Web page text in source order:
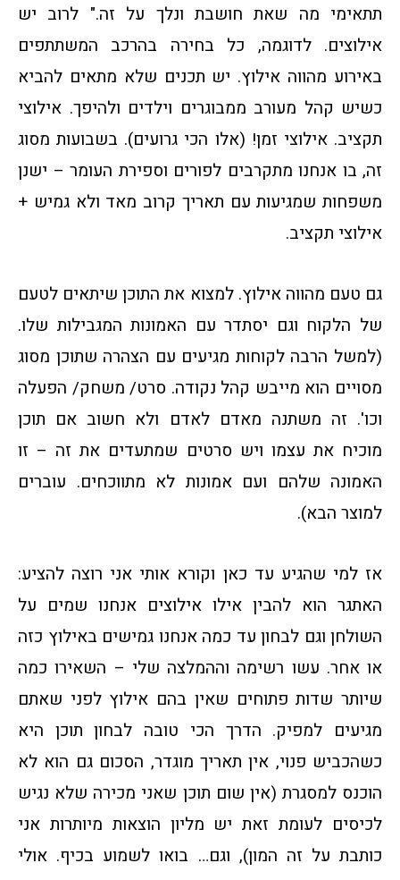
תתאימי מה שאת חושבת ונלך על זה." לרוב יש
אילוצים. לדוגמה, כל בחירה בהרכב המשתתפים
באירוע מהווה אילוץ. יש תכנים שלא מתאים להביא
כשיש קהל מעורב ממבוגרים וילדים ולהיפך. אילוצי
תקציב. אילוצי זמן! (אלו הכי גרועים). בשבועות מסוג
זה, בו אנחנו מתקרבים לפורים וספירת העומר – ישנן
משפחות שמגיעות עם תאריך קרוב מאד ולא גמיש +
אילוצי תקציב.
גם טעם מהווה אילוץ. למצוא את התוכן שיתאים לטעם
של הלקוח וגם יסתדר עם האמונות המגבילות שלו.
(למשל הרבה לקוחות מגיעים עם הצהרה שתוכן מסוג
מסויים הוא מייבש קהל נקודה. סרט/ משחק/ הפעלה
וכו'. זה משתנה מאדם לאדם ולא חשוב אם תוכן
מוכיח את עצמו ויש סרטים שמתעדים את זה – זו
האמונה שלהם ועם אמונות לא מתווכחים. עוברים
למוצר הבא).
אז למי שהגיע עד כאן וקורא אותי אני רוצה להציע:
האתגר הוא להבין אילו אילוצים אנחנו שמים על
השולחן וגם לבחון עד כמה אנחנו גמישים באילוץ כזה
או אחר. עשו רשימה וההמלצה שלי – השאירו כמה
שיותר שדות פתוחים שאין בהם אילוץ לפני שאתם
מגיעים למפיק. הדרך הכי טובה לבחון תוכן היא
כשהכביש פנוי, אין תאריך מוגדר, הסכום גם הוא לא
הוכנס למסגרת (אין שום תוכן שאני מכירה שלא נגיש
לכיסים לעומת זאת יש מליון הוצאות מיותרות אני
כותבת על זה המון), וגם… בואו לשמוע בכיף. אולי